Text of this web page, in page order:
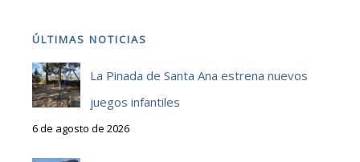
ÚLTIMAS NOTICIAS
La Pinada de Santa Ana estrena nuevos
juegos infantiles
6 de agosto de 2026